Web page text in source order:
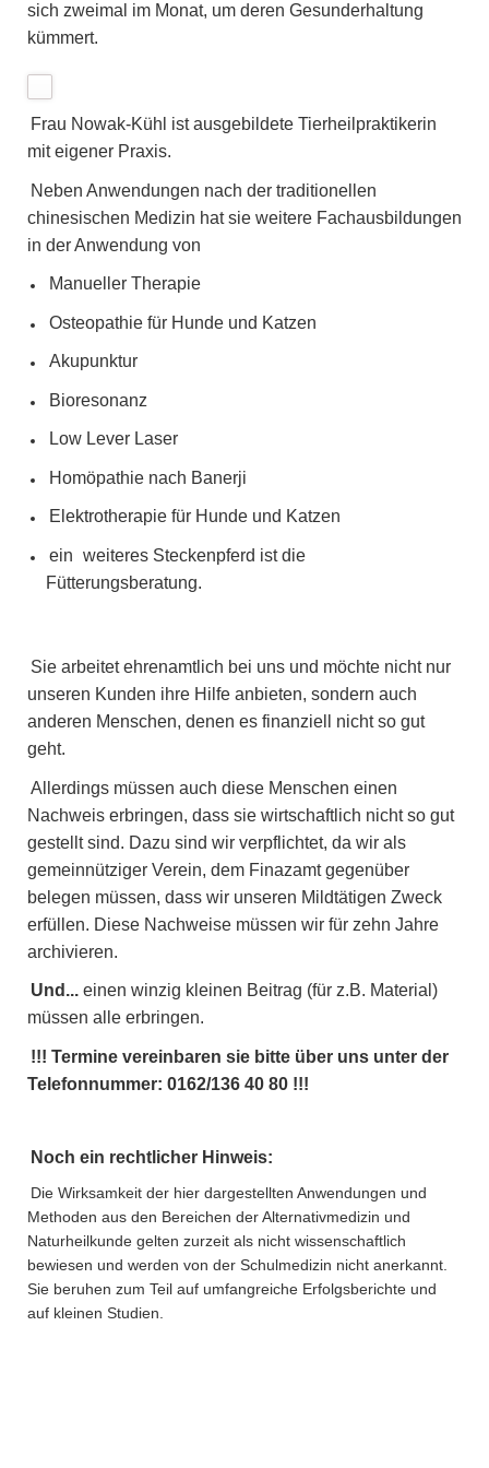
sich zweimal im Monat, um deren Gesunderhaltung
kümmert.
Frau Nowak-Kühl ist ausgebildete Tierheilpraktikerin
mit eigener Praxis.
Neben Anwendungen nach der traditionellen
chinesischen Medizin hat sie weitere Fachausbildungen
in der Anwendung von
Manueller Therapie
Osteopathie für Hunde und Katzen
Akupunktur
Bioresonanz
Low Lever Laser
Homöpathie nach Banerji
Elektrotherapie für Hunde und Katzen
ein
weiteres Steckenpferd ist die
Fütterungsberatung.
Sie arbeitet ehrenamtlich bei uns und möchte nicht nur
unseren Kunden ihre Hilfe anbieten, sondern auch
anderen Menschen, denen es finanziell nicht so gut
geht.
Allerdings müssen auch diese Menschen einen
Nachweis erbringen, dass sie wirtschaftlich nicht so gut
gestellt sind. Dazu sind wir verpflichtet, da wir als
gemeinnütziger Verein, dem Finazamt gegenüber
belegen müssen, dass wir unseren Mildtätigen Zweck
erfüllen. Diese Nachweise müssen wir für zehn Jahre
archivieren.
Und...einen winzig kleinen Beitrag (für z.B. Material)
müssen alle erbringen.
!!! Termine vereinbaren sie bitte über uns unter der
Telefonnummer: 0162/136 40 80 !!!
Noch ein rechtlicher Hinweis:
Die Wirksamkeit der hier dargestellten Anwendungen und
Methoden aus den Bereichen der Alternativmedizin und
Naturheilkunde gelten zurzeit als nicht wissenschaftlich
bewiesen und werden von der Schulmedizin nicht anerkannt.
Sie beruhen zum Teil auf umfangreiche Erfolgsberichte und
auf kleinen Studien.